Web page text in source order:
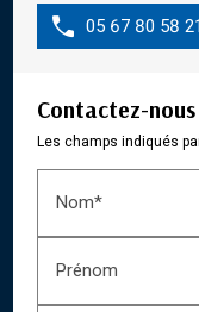
05 67 80 58
Contactez-nous
Les champs indiqués
Nom*
Prénom